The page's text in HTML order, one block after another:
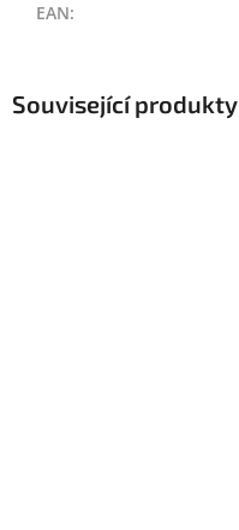
Související produkty
EAN: